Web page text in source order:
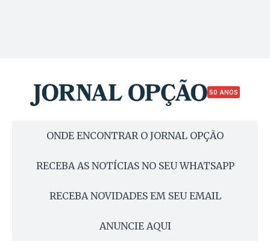
50 ANOS
ONDE ENCONTRAR O JORNAL OPÇÃO
RECEBA AS NOTÍCIAS NO SEU WHATSAPP
RECEBA NOVIDADES EM SEU EMAIL
ANUNCIE AQUI